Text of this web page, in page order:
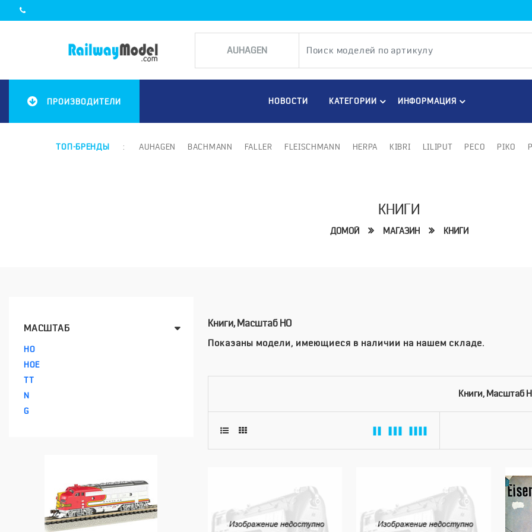
ПРОИЗВОДИТЕЛИ НОВОСТИ КАТЕГОРИИ ИНФОРМАЦИЯ
ТОП-БРЕНДЫ : AUHAGEN BACHMANN FALLER FLEISCHMANN HERPA KIBRI LILIPUT PECO PIKO
КНИГИ
ДОМОЙ МАГАЗИН КНИГИ
МАСШТАБ
HO
HOE
TT
N
G
Книги, Масштаб HO
Показаны модели, имеющиеся в наличии на нашем складе.
Книги, Масштаб